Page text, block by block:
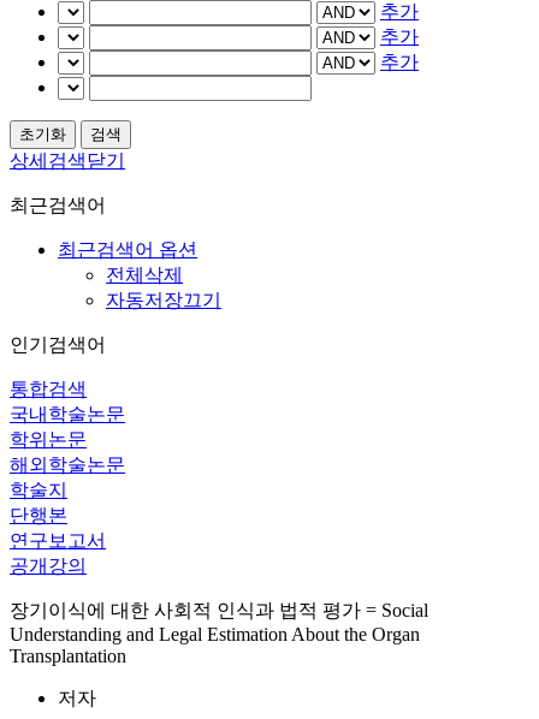
추가
추가
추가
상세검색닫기
최근검색어
최근검색어 옵션
전체삭제
자동저장끄기
인기검색어
통합검색
국내학술논문
학위논문
해외학술논문
학술지
단행본
연구보고서
공개강의
장기이식에 대한 사회적 인식과 법적 평가 = Social
Understanding and Legal Estimation About the Organ
Transplantation
저자